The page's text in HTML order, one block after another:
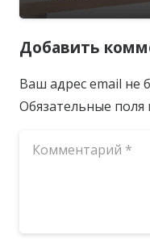
Добавить
Ваш адрес email не
Обязательные